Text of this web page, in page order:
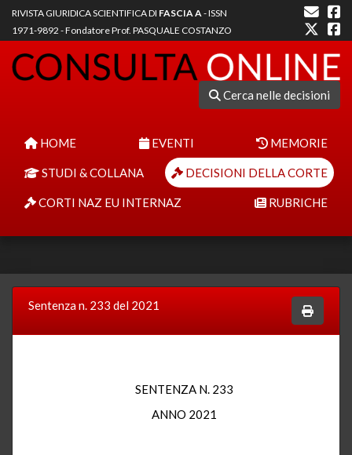
RIVISTA GIURIDICA SCIENTIFICA DI FASCIA A- ISSN
1971-9892 - Fondatore Prof. PASQUALE COSTANZO
Cerca nelle decisioni
HOME EVENTI MEMORIE
STUDI & COLLANA DECISIONI DELLA CORTE
CORTI NAZ EU INTERNAZ RUBRICHE
Sentenza n. 233 del 2021
SENTENZA N. 233
ANNO 2021